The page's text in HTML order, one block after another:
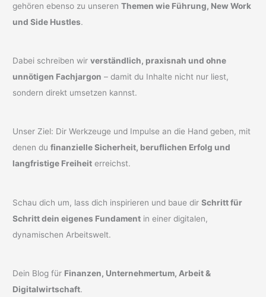
gehören ebenso zu unserenThemen wie Führung, New Work
und Side Hustles.
Dabei schreiben wirverständlich, praxisnah und ohne
unnötigen Fachjargon – damit du Inhalte nicht nur liest,
sondern direkt umsetzen kannst.
Unser Ziel: Dir Werkzeuge und Impulse an die Hand geben, mit
denen dufinanzielle Sicherheit, beruflichen Erfolg und
langfristige Freiheit erreichst.
Schau dich um, lass dich inspirieren und baue dirSchritt für
Schritt dein eigenes Fundament in einer digitalen,
dynamischen Arbeitswelt.
Dein Blog für Finanzen, Unternehmertum, Arbeit &
Digitalwirtschaft.